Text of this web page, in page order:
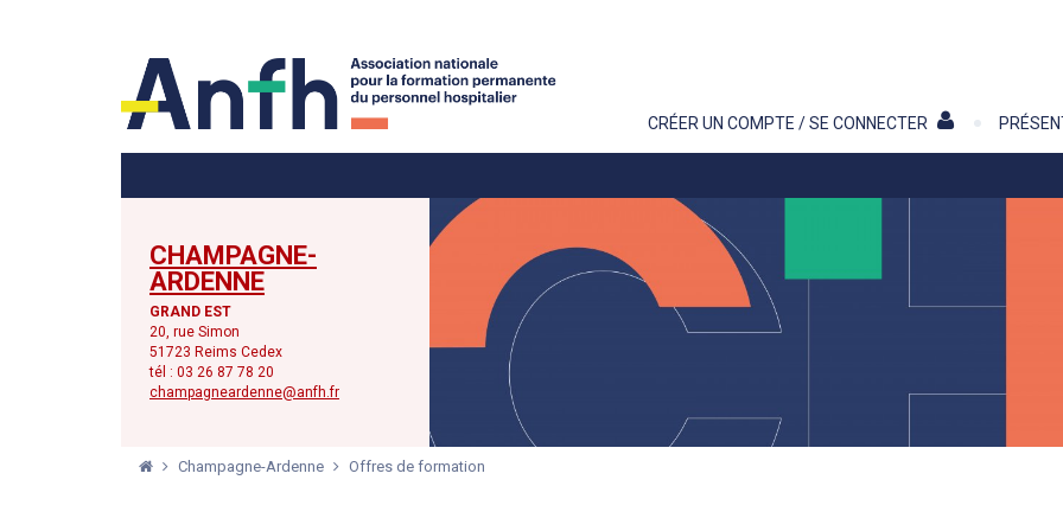
CRÉER UN COMPTE / SE CONNECTER
CHAMPAGNE-
ARDENNE
GRAND EST
20, rue Simon
51723 Reims Cedex
tél : 03 26 87 78 20
champagneardenne@anfh.fr
Champagne-Ardenne Offres de formation